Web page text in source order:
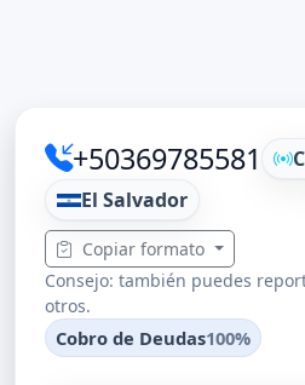
+50369785581
El Salvador
Copiar formato
Consejo: también puedes
otros.
Cobro de Deudas100%